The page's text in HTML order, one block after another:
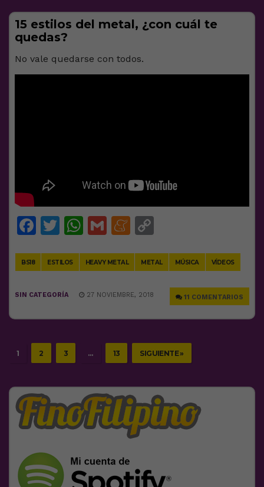
15 estilos del metal, ¿con cuál te
quedas?
No vale quedarse con todos.
Facebook
Twitter
WhatsApp
GmailMeneame
BS18 ESTILOS HEAVY METAL METAL MÚSICA VÍDEOS
11 COMENTARIOS
SIN CATEGORÍA 27 NOVIEMBRE, 2018
1 2 3 … 13 SIGUIENTE »